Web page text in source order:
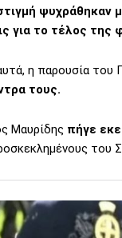
ψυχράθηκαν
για το τέλος της
η παρουσία του
τους.
Μαυρίδης πήγε
του